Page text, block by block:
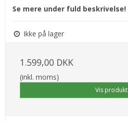
Se mere under fuld beskrivelse!
Ikke på lager
1.599,00 DKK
(inkl. moms)
Vis produkt